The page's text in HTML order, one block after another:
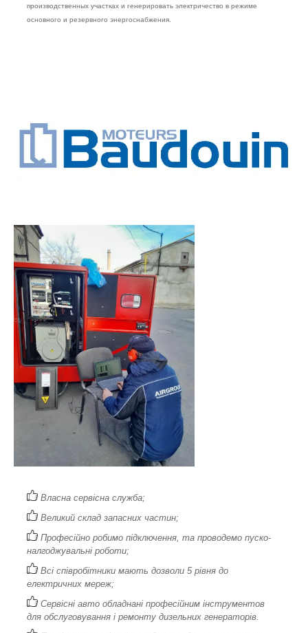
производственных участках и генерировать электричество в режиме
основного и резервного энергоснабжения.
Власна сервісна служба;
Великий склад запасних частин;
Професійно робимо підключення, та проводемо пуско-
налгоджувальні роботи;
Всі співробітники мають дозволи 5 рівня до
електричних мереж;
Сервісні авто обладнані професійним інструментов
для обслуговування і ремонту дизельних генераторів.